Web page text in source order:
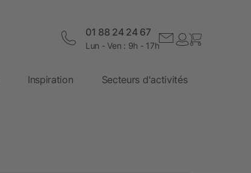
01 88 24 24 67
Lun - Ven : 9h - 17h
Inspiration Secteurs d'activités